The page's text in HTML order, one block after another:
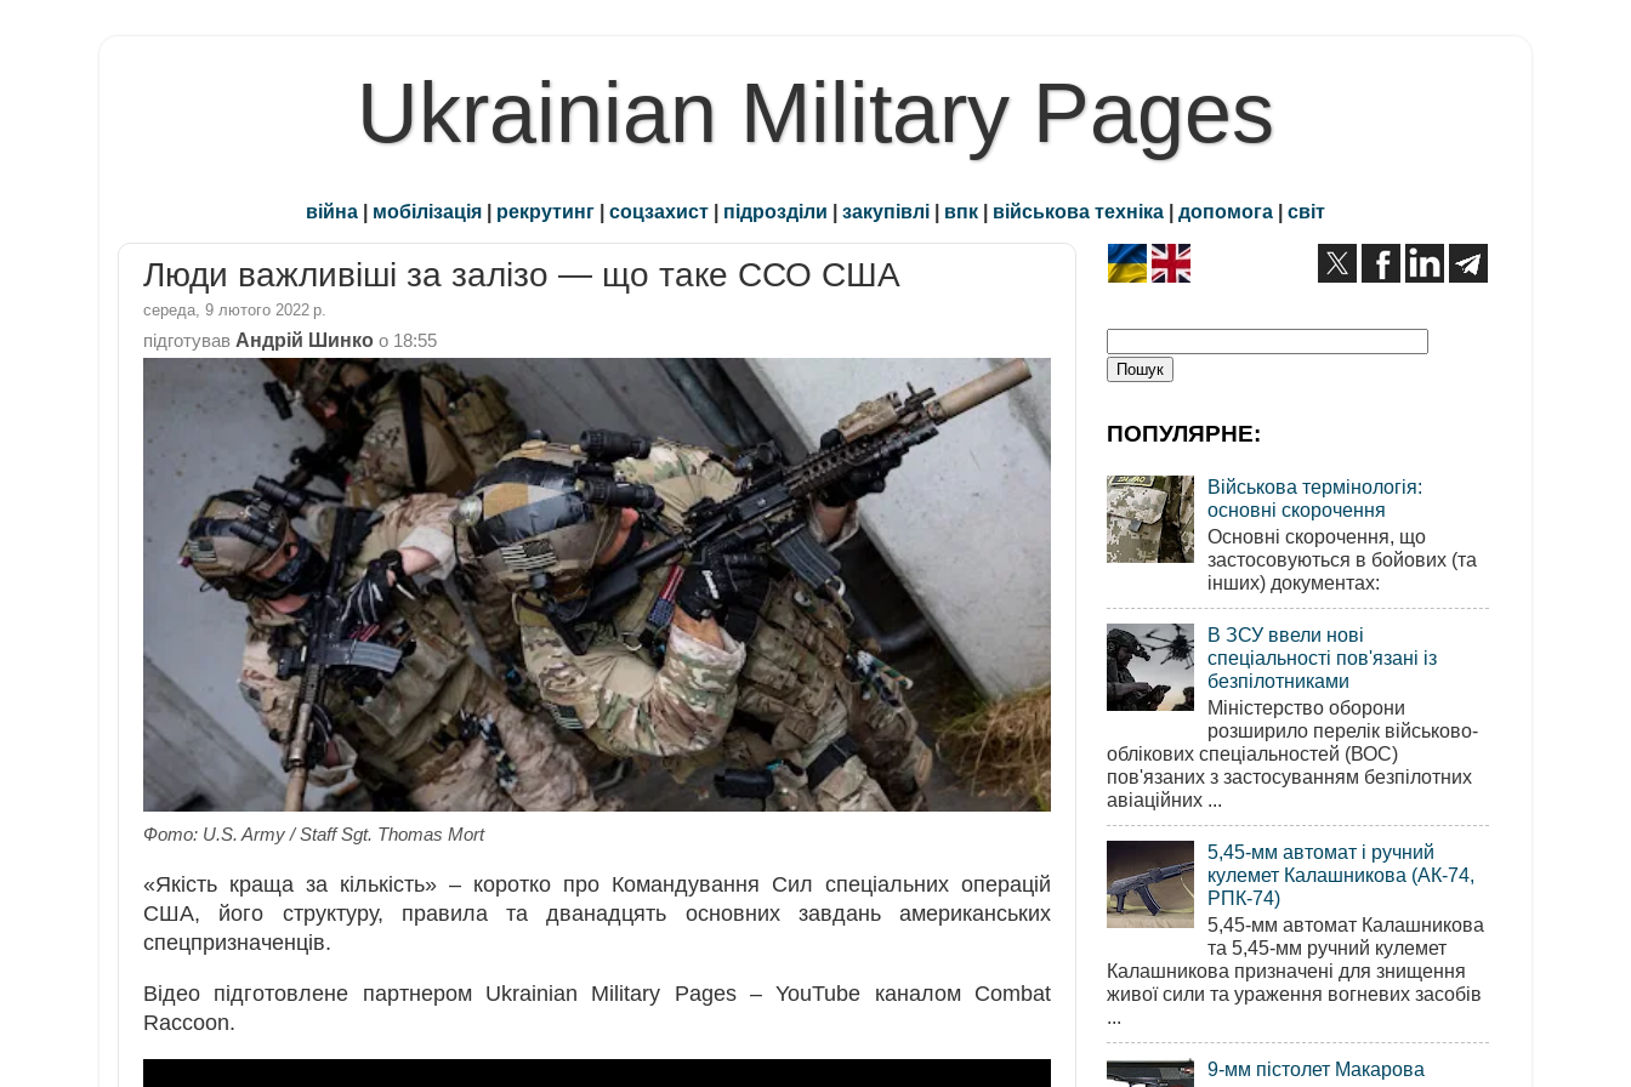
Ukrainian Military Pages
війна | мобілізація | рекрутинг | соцзахист | підрозділи | закупівлі | впк | військова техніка | допомога | світ
Люди важливіші за залізо — що таке ССО США
середа, 9 лютого 2022 р.
підготував Андрій Шинко о 18:55
Фото: U.S. Army / Staff Sgt. Thomas Mort
«Якість краща за кількість» – коротко про Командування Сил спеціальних операцій
США, його структуру, правила та дванадцять основних завдань американських
спецпризначенців.
Відео підготовлене партнером Ukrainian Military Pages – YouTube каналом Combat
Raccoon.
ПОПУЛЯРНЕ:
Військова термінологія:
основні скорочення
Основні скорочення, що
застосовуються в бойових (та
інших) документах:
В ЗСУ ввели нові
спеціальності пов'язані із
безпілотниками
Міністерство оборони
розширило перелік військово-
облікових спеціальностей (ВОС)
пов'язаних з застосуванням безпілотних
авіаційних ...
5,45-мм автомат і ручний
кулемет Калашникова (АК-74,
РПК-74)
5,45-мм автомат Калашникова
та 5,45-мм ручний кулемет
Калашникова призначені для знищення
живої сили та ураження вогневих засобів
...
9-мм пістолет Макарова